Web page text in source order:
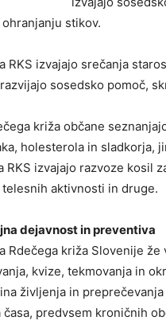
stikov.
RKS izvajajo srečanja
sosedsko pomoč,
križa občane
holesterola in sladkorja,
RKS izvajajo razvoze kosil
aktivnosti in druge.
dejavnost in preventiva
Rdečega križa Slovenije že
kvize, tekmovanja in
življenja in
predvsem kroničnih